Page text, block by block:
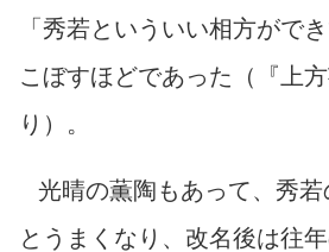
「秀若といういい相方がで
こぼすほどであった（『上
り）。
光晴の薫陶もあって、秀
とうまくなり、改名後は往